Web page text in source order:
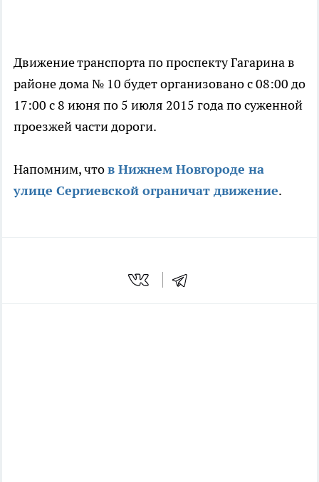
Движение транспорта по проспекту Гагарина в
районе дома № 10 будет организовано с 08:00 до
17:00 с 8 июня по 5 июля 2015 года по суженной
проезжей части дороги.
Напомним, чтов Нижнем Новгороде на
улице Сергиевской ограничат движение.